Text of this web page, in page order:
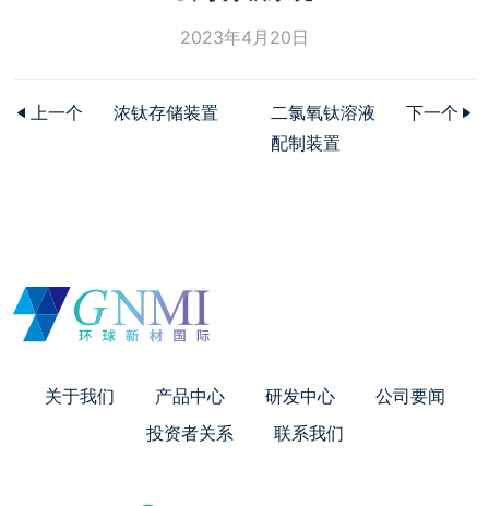
2023年4月20日
上一个 浓钛存储装置
二氯氧钛溶液
配制装置
下一个
关于我们 产品中心 研发中心
公司要闻
投资者关系
联系我们